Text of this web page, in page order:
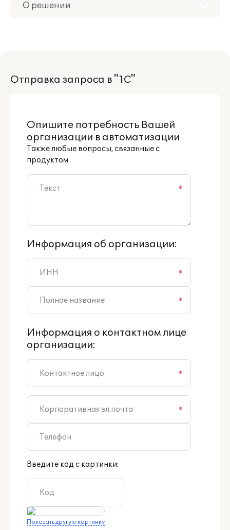
О решении
Материалы
Отправка запроса в "1С"
Опишите потребность Вашей
организации в автоматизации
Также любые вопросы, связанные с
продуктом
*
Информация об организации:
*
*
Информация о контактном лице
организации:
*
*
Введите код с картинки:
Показать другую картинку